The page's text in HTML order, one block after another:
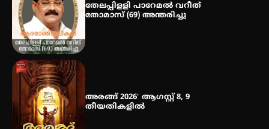
മെഡിക്കൽ ക്യാമ്പ്
തേലപ്പിളളി പാറേമൽ വറീത്
തോമാസ് (69) അന്തരിച്ചു
അരങ്ങ് 2026′ ആഗസ്റ്റ് 8, 9
തീയതികളിൽ